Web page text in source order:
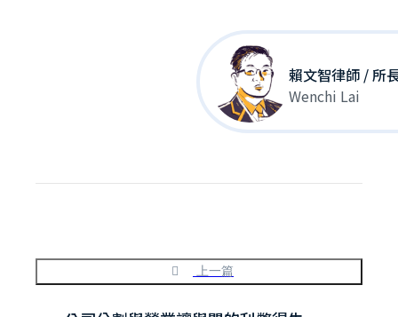
賴文智律師 / 所
Wenchi Lai
上一篇